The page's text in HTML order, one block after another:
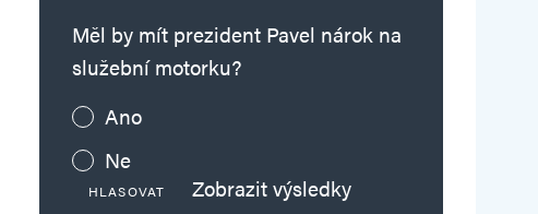
Měl by mít prezident Pavel nárok na
služební motorku?
Ano
Ne
HLASOVAT Zobrazit výsledky